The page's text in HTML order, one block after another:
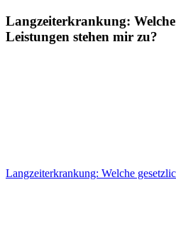
Langzeiterkrankung: Welche
Leistungen stehen mir zu?
Langzeiterkrankung: Welche